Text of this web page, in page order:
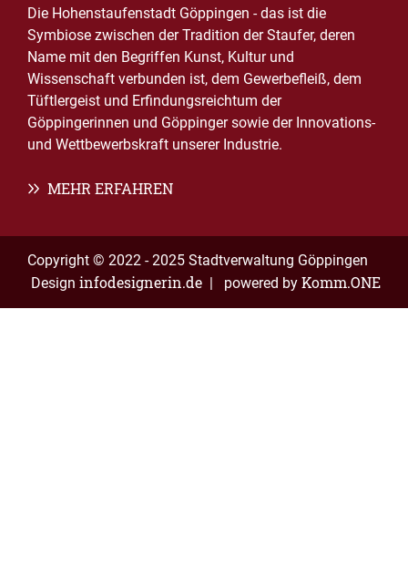
Die Hohenstaufenstadt Göppingen - das ist die
Symbiose zwischen der Tradition der Staufer, deren
Name mit den Begriffen Kunst, Kultur und
Wissenschaft verbunden ist, dem Gewerbefleiß, dem
Tüftlergeist und Erfindungsreichtum der
Göppingerinnen und Göppinger sowie der Innovations-
und Wettbewerbskraft unserer Industrie.
MEHR ERFAHREN
Copyright © 2022 - 2025 Stadtverwaltung Göppingen
Design infodesignerin.de | powered by Komm.ONE